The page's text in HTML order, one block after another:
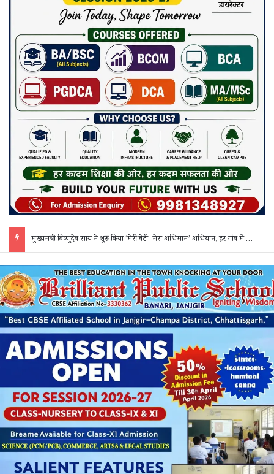
सक्ती: ₹90 लाख की ठगी का खुलासा, एक महिला समेत 3 आरोपी गिरफ्तार